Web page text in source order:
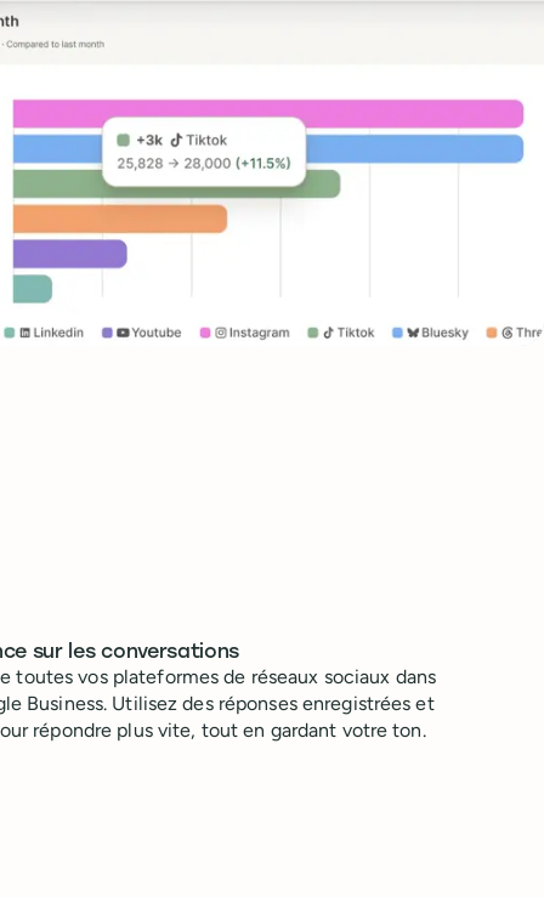
sur les conversations
toutes vos plateformes de réseaux sociaux dans
Business. Utilisez des réponses enregistrées et
répondre plus vite, tout en gardant votre ton.